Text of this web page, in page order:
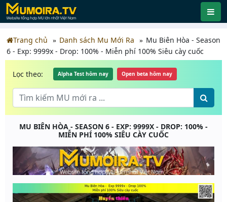
Trang chủ Danh sách Mu Mới Ra
Mu Biên Hòa - Season
6 - Exp: 9999x - Drop: 100% - Miễn phí 100% Siêu cày cuốc
Lọc theo: Alpha Test hôm nay Open beta hôm nay
MU BIÊN HÒA - SEASON 6 - EXP: 9999X - DROP: 100% -
MIỄN PHÍ 100% SIÊU CÀY CUỐC